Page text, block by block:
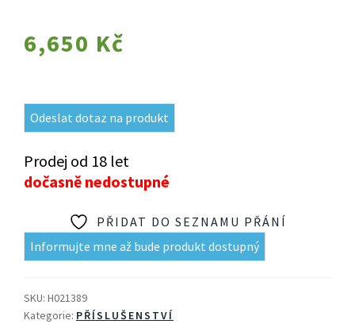
6,650 Kč
Odeslat dotaz na produkt
Prodej od 18 let
dočasně nedostupné
PŘIDAT DO SEZNAMU PŘÁNÍ
Informujte mne až bude produkt dostupný
SKU: H021389
Kategorie: PŘÍSLUŠENSTVÍ